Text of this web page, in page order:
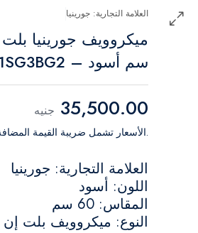
العلامة التجارية: جورينيا
سم أسود – BMI251SG3BG2
35,500.00 جنيه
.الأسعار تشمل ضريبة القيمة
العلامة التجارية: جورينيا
اللون: أسود
المقاس: 60 سم
النوع: ميكروويف بلت